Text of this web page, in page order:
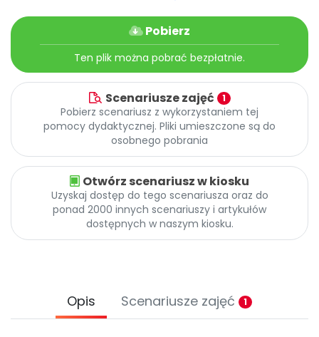
Pobierz
Ten plik można pobrać bezpłatnie.
Scenariusze zajęć 1
Pobierz scenariusz z wykorzystaniem tej
pomocy dydaktycznej. Pliki umieszczone są do
osobnego pobrania
Otwórz scenariusz w kiosku
Uzyskaj dostęp do tego scenariusza oraz do
ponad 2000 innych scenariuszy i artykułów
dostępnych w naszym kiosku.
Opis Scenariusze zajęć 1